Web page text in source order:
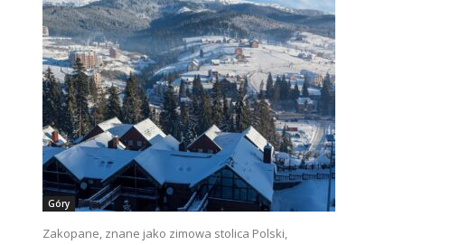
Góry
Zakopane, znane jako zimowa stolica Polski,